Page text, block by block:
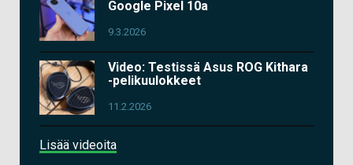
Google Pixel 10a
9.3.2026
Video: Testissä Asus ROG Kithara
-pelikuulokkeet
11.2.2026
Lisää videoita